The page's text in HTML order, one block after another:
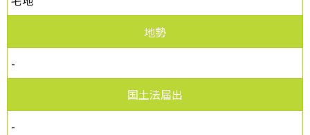
地勢
-
国土法届出
-